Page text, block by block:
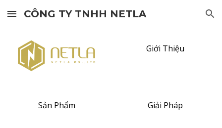
Skip to main content Skip to navigation
CÔNG TY TNHH NETLA
Giới Thiệu
Sản Phẩm Giải Pháp